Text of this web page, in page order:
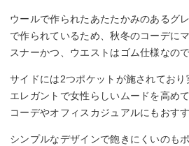
ウールで作られたあたたかみのあるグ
で作られているため、秋冬のコーデに
スナーかつ、ウエストはゴム仕様なの
サイドには2つポケットが施されてお
エレガントで女性らしいムードを高め
コーデやオフィスカジュアルにもおすす
シンプルなデザインで飽きにくいのも